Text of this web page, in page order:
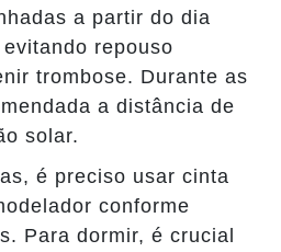
a partir do dia
repouso
trombose. Durante as
a distância de
solar.
é preciso usar cinta
conforme
Para dormir, é crucial